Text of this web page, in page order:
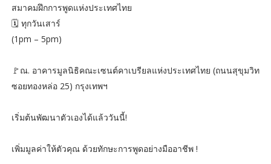
สมาคมฝึกการพูดแห่งประเทศไทย
🗓️ ทุกวันเสาร์
(1pm – 5pm)
🚩ณ. อาคารมูลนิธิคณะเซนต์คาเบรียลแห่งประเทศไทย (ถนนสุขุมวิท
ซอยทองหล่อ 25) กรุงเทพฯ
เริ่มต้นพัฒนาตัวเองได้แล้ววันนี้!
เพิ่มมูลค่าให้ตัวคุณ ด้วยทักษะการพูดอย่างมืออาชีพ !